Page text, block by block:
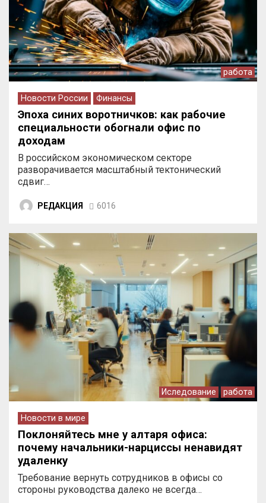
работа
Новости России Финансы
Эпоха синих воротничков: как рабочие
специальности обогнали офис по
доходам
В российском экономическом секторе
разворачивается масштабный тектонический
сдвиг…
РЕДАКЦИЯ 6016
Иследование работа
Новости в мире
Поклоняйтесь мне у алтаря офиса:
почему начальники-нарциссы ненавидят
удаленку
Требование вернуть сотрудников в офисы со
стороны руководства далеко не всегда…